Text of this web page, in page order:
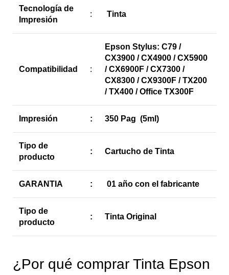
Tecnología de
Impresión
: Tinta
Compatibilidad :
Epson Stylus: C79 /
CX3900 / CX4900 / CX5900
/ CX6900F / CX7300 /
CX8300 / CX9300F / TX200
/ TX400 / Office TX300F
Impresión : 350 Pag (5ml)
Tipo de
producto
: Cartucho de Tinta
GARANTIA : 01 año con el fabricante
Tipo de
producto
: Tinta Original
¿Por qué comprar Tinta Epson